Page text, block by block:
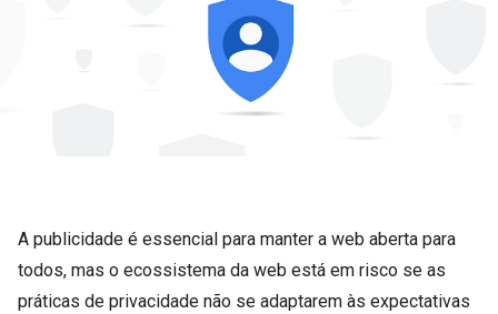
A publicidade é essencial para manter a web aberta para
todos, mas o ecossistema da web está em risco se as
práticas de privacidade não se adaptarem às expectativas